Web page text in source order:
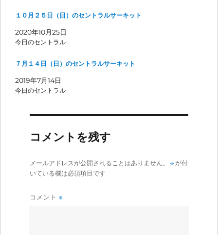
１０月２５日（日）のセントラルサーキット
2020年10月25日
今日のセントラル
７月１４日（日）のセントラルサーキット
2019年7月14日
今日のセントラル
コメントを残す
メールアドレスが公開されることはありません。 ※が付
いている欄は必須項目です
コメント ※